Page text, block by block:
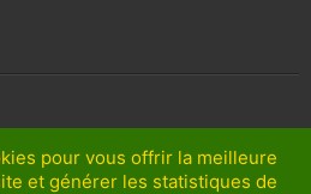
pour vous offrir la meilleure
et générer les statistiques de